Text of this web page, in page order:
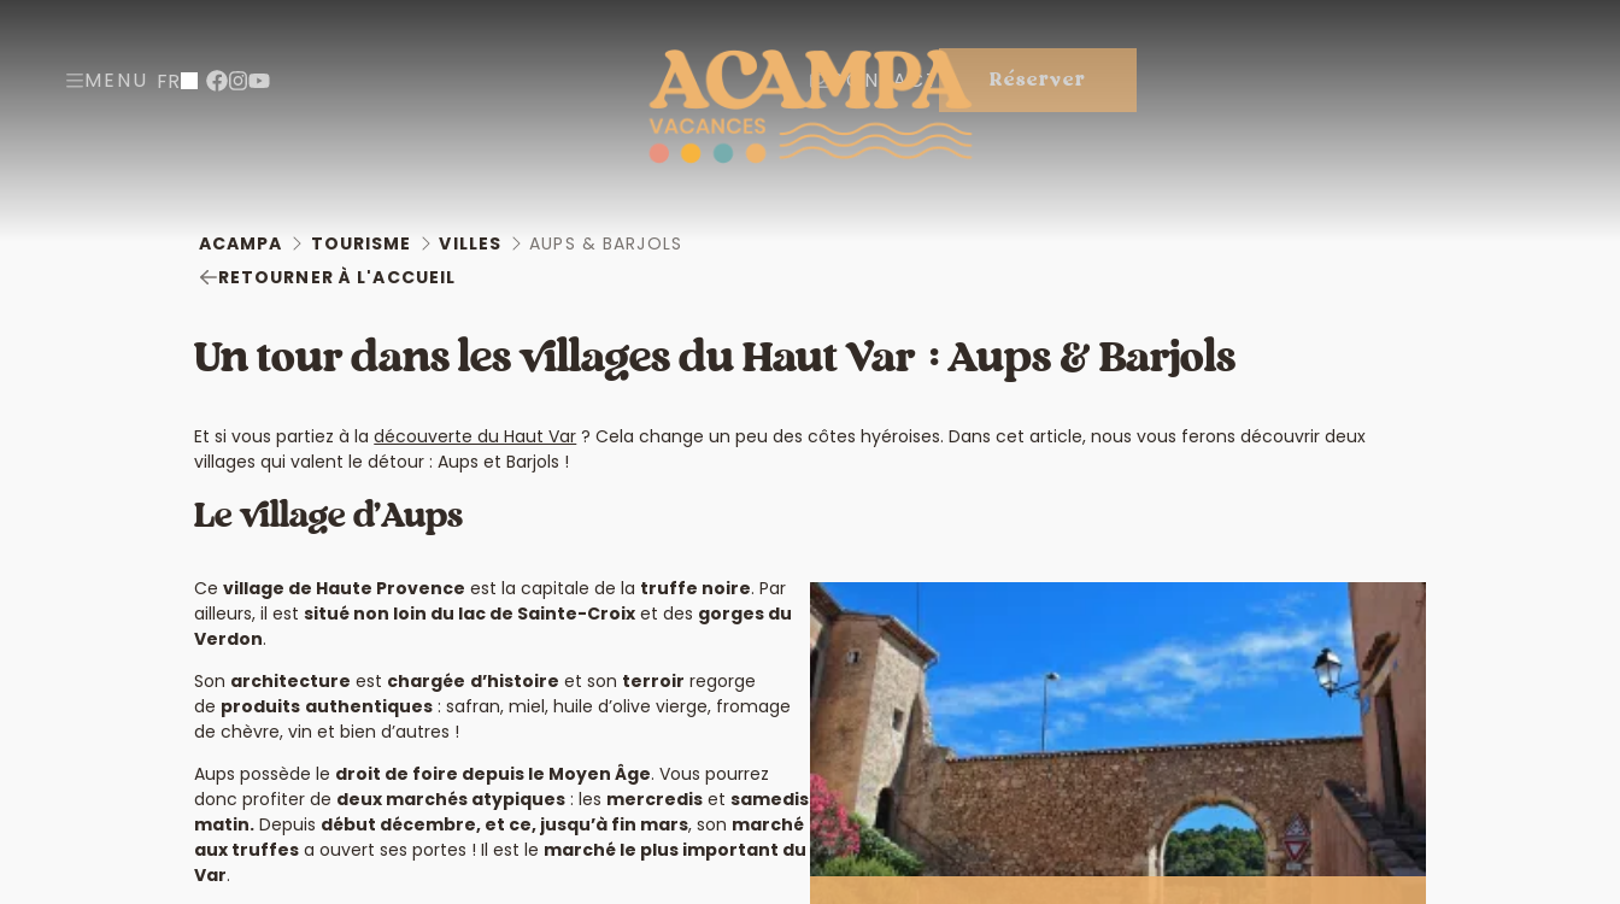
MENU FR CONTACT Réserver
ACAMPA TOURISME VILLES
AUPS & BARJOLS
RETOURNER À L'ACCUEIL
Un tour dans les villages du Haut Var : Aups & Barjols
Et si vous partiez à ladécouverte du Haut Var ? Cela change un peu des côtes hyéroises. Dans cet article, nous vous ferons découvrir deux
villages qui valent le détour : Aups et Barjols !
Le village d’Aups
Cevillage de Haute Provence est la capitale de la truffe noire. Par
ailleurs, il estsitué non loin du lac de Sainte-Croix et des gorges du
Verdon.
Son architecture est chargée d’histoire et son terroir regorge
de produits authentiques : safran, miel, huile d’olive vierge, fromage
de chèvre, vin et bien d’autres !
Aups possède le droit de foire depuis le Moyen Âge. Vous pourrez
donc profiter de deux marchés atypiques : les mercredis etsamedis
matin. Depuis début décembre, et ce, jusqu’à fin mars, son marché
aux truffes a ouvert ses portes ! Il est le marché le plus important du
Var.